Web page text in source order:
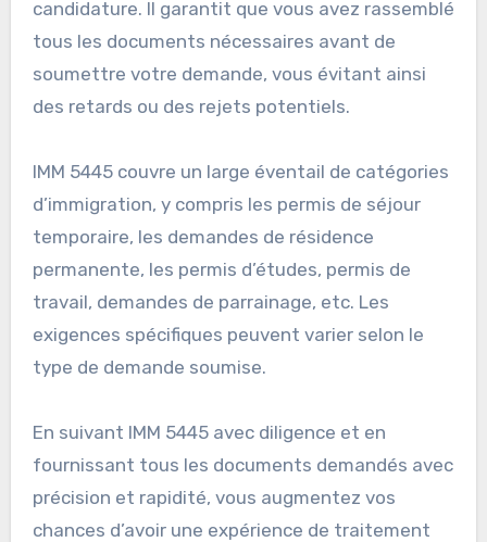
candidature. Il garantit que vous avez rassemblé
tous les documents nécessaires avant de
soumettre votre demande, vous évitant ainsi
des retards ou des rejets potentiels.
IMM 5445 couvre un large éventail de catégories
d’immigration, y compris les permis de séjour
temporaire, les demandes de résidence
permanente, les permis d’études, permis de
travail, demandes de parrainage, etc. Les
exigences spécifiques peuvent varier selon le
type de demande soumise.
En suivant IMM 5445 avec diligence et en
fournissant tous les documents demandés avec
précision et rapidité, vous augmentez vos
chances d’avoir une expérience de traitement